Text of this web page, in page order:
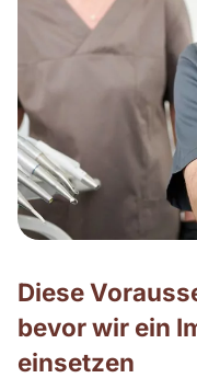
Diese
bevor wir ein
einsetzen